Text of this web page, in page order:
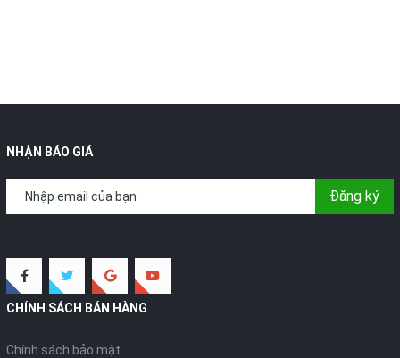
NHẬN BÁO GIÁ
Đăng ký
CHÍNH SÁCH BÁN HÀNG
Chính sách bảo mật